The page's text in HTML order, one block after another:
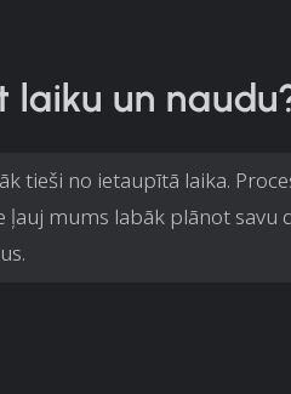
laiku un
tieši no ietaupītā laika.
mums labāk plānot savu